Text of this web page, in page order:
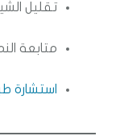
تقليل
متابعة
استشارة